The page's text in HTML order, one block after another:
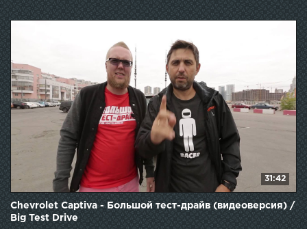
31:42
Chevrolet Captiva - Большой тест-драйв (видеоверсия) /
Big Test Drive